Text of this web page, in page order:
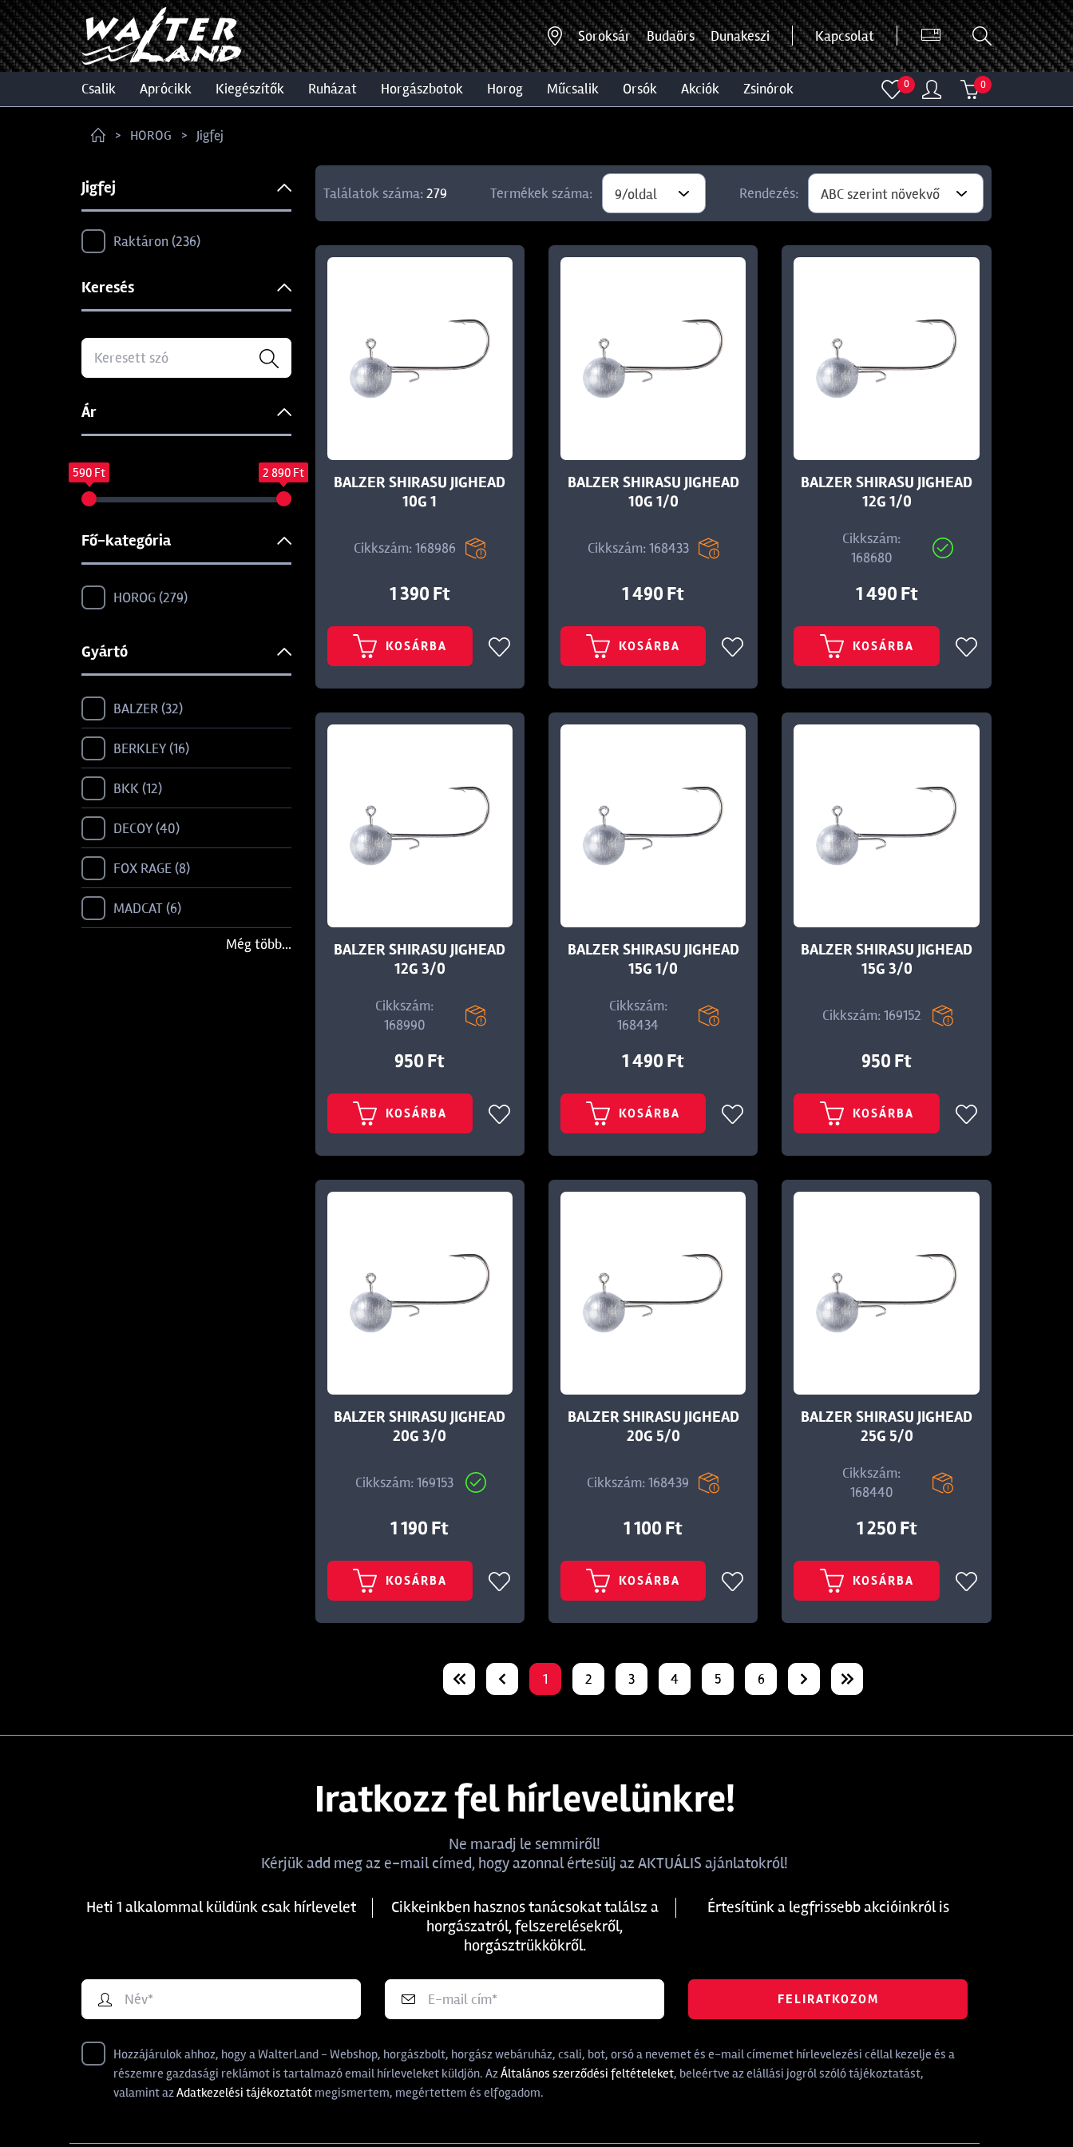
Soroksár Budaörs Dunakeszi Kapcsolat
csalik aprócikk kiegészítők ruházat horgászbotok horog műcsalik orsók akciók zsinórok 0 0
HOROG Jigfej
Jigfej
Raktáron 236
Keresés
Ár
590 Ft 2 890 Ft
Fő-kategória
HOROG 279
Gyártó
BALZER 32
BERKLEY 16
BKK 12
DECOY 40
FOX RAGE 8
MADCAT 6
Még több...
Találatok száma:279 Termékek száma: 9/oldal Rendezés: ABC szerint növekvő
BALZER SHIRASU JIGHEAD
10G 1
Cikkszám: 168986
1 390 Ft
KOSÁRBA
BALZER SHIRASU JIGHEAD
10G 1/0
Cikkszám: 168433
1 490 Ft
KOSÁRBA
BALZER SHIRASU JIGHEAD
12G 1/0
Cikkszám:
168680
1 490 Ft
KOSÁRBA
BALZER SHIRASU JIGHEAD
12G 3/0
Cikkszám:
168990
950 Ft
KOSÁRBA
BALZER SHIRASU JIGHEAD
15G 1/0
Cikkszám:
168434
1 490 Ft
KOSÁRBA
BALZER SHIRASU JIGHEAD
15G 3/0
Cikkszám: 169152
950 Ft
KOSÁRBA
BALZER SHIRASU JIGHEAD
20G 3/0
Cikkszám: 169153
1 190 Ft
KOSÁRBA
BALZER SHIRASU JIGHEAD
20G 5/0
Cikkszám: 168439
1 100 Ft
KOSÁRBA
BALZER SHIRASU JIGHEAD
25G 5/0
Cikkszám:
168440
1 250 Ft
KOSÁRBA
1 2 3 4 5 6
Iratkozz fel hírlevelünkre!
Ne maradj le semmiről!
Kérjük add meg az e-mail címed, hogy azonnal értesülj az AKTUÁLIS ajánlatokról!
Heti 1 alkalommal küldünk csak hírlevelet
Cikkeinkben hasznos tanácsokat találsz a
horgászatról, felszerelésekről,
horgásztrükkökről.
Értesítünk a legfrissebb akcióinkról is
FELIRATKOZOM
Hozzájárulok ahhoz, hogy a WalterLand - Webshop, horgászbolt, horgász webáruház, csali, bot, orsó a nevemet és e-mail címemet hírlevelezési céllal kezelje és a
részemre gazdasági reklámot is tartalmazó email hírleveleket küldjön. AzÁltalános szerződési feltételeket, beleértve az elállási jogról szóló tájékoztatást,
valamint azAdatkezelési tájékoztatót megismertem, megértettem és elfogadom.